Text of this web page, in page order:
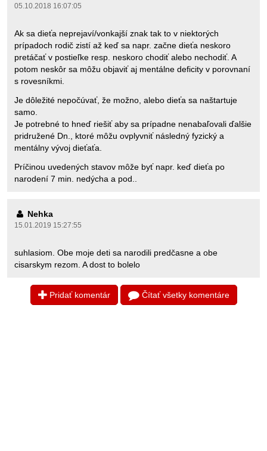
05.10.2018 16:07:05
Ak sa dieťa neprejaví/vonkajší znak tak to v niektorých
prípadoch rodič zistí až keď sa napr. začne dieťa neskoro
pretáčať v postieľke resp. neskoro chodiť alebo nechodiť. A
potom neskôr sa môžu objaviť aj mentálne deficity v porovnaní
s rovesníkmi.
Je dôležité nepočúvať, že možno, alebo dieťa sa naštartuje
samo.
Je potrebné to hneď riešiť aby sa prípadne nenabaľovali ďalšie
pridružené Dn., ktoré môžu ovplyvniť následný fyzický a
mentálny vývoj dieťaťa.
Príčinou uvedených stavov môže byť napr. keď dieťa po
narodení 7 min. nedýcha a pod..
Nehka
15.01.2019 15:27:55
suhlasiom. Obe moje deti sa narodili predčasne a obe
cisarskym rezom. A dost to bolelo
Pridať komentár Čítať všetky komentáre